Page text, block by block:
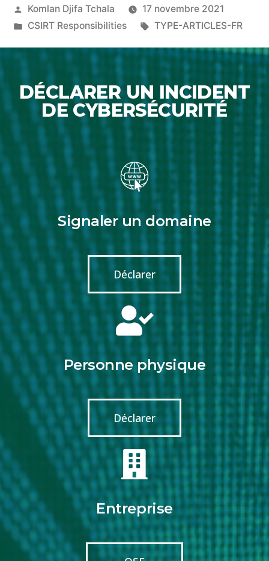
Komlan Djifa Tchala
17 novembre 2021
CSIRT Responsibilities
TYPE-ARTICLES-FR
DÉCLARER UN INCIDENT
DE CYBERSÉCURITÉ
Signaler un domaine
Déclarer
Personne physique
Déclarer
Entreprise